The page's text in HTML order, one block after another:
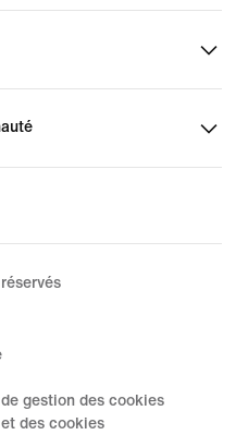
gestion des cookies
des cookies